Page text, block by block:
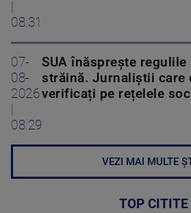
08:31
07-
08-
2026
08:29
SUA înăsprește
străină. Jurnaliștii care
verificați pe rețelele
VEZI MAI MULTE
TOP CITITE